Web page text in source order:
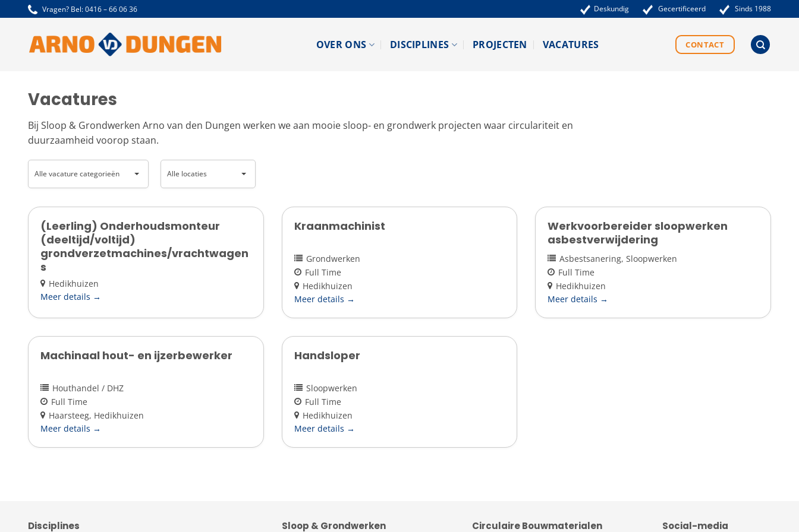
naar
Vragen? Bel:0416 – 66 06 36 Deskundig Gecertificeerd Sinds 1988
OVER ONS DISCIPLINES PROJECTEN VACATURES CONTACT
Vacatures
Bij Sloop & Grondwerken Arno van den Dungen werken we aan mooie sloop- en grondwerk projecten waar circulariteit en
duurzaamheid voorop staan.
vacature
Alle vacature categorieën
locaties
Alle locaties
(Leerling) Onderhoudsmonteur
(deeltijd/voltijd)
grondverzetmachines/vrachtwagen
s
Hedikhuizen
Meer details
Kraanmachinist
Grondwerken
Full Time
Hedikhuizen
Meer details
Werkvoorbereider sloopwerken
asbestverwijdering
Asbestsanering Sloopwerken
Full Time
Hedikhuizen
Meer details
Machinaal hout- en ijzerbewerker
Houthandel / DHZ
Full Time
Haarsteeg Hedikhuizen
Meer details
Handsloper
Sloopwerken
Full Time
Hedikhuizen
Meer details
Disciplines Sloop & Grondwerken Circulaire Bouwmaterialen Social-media